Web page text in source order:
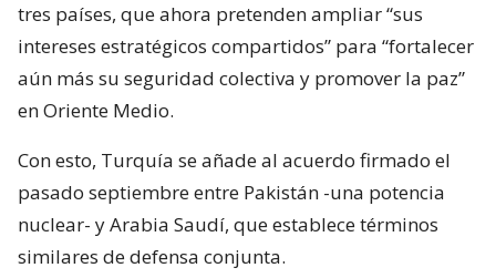
tres países, que ahora pretenden ampliar “sus
intereses estratégicos compartidos” para “fortalecer
aún más su seguridad colectiva y promover la paz”
en Oriente Medio.
Con esto, Turquía se añade al acuerdo firmado el
pasado septiembre entre Pakistán -una potencia
nuclear- y Arabia Saudí, que establece términos
similares de defensa conjunta.